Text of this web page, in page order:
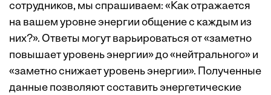
сотрудников, мы спрашиваем: «Как отражается
на вашем уровне энергии общение с каждым из
них?». Ответы могут варьироваться от «заметно
повышает уровень энергии» до «нейтрального» и
«заметно снижает уровень энергии». Полученные
данные позволяют составить энергетические